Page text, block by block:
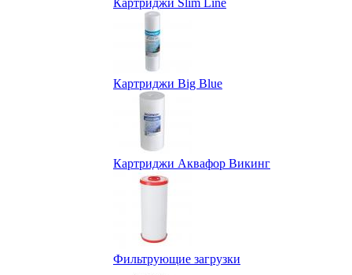
Картриджи Slim Line
Картриджи Big Blue
Картриджи Аквафор Викинг
Фильтрующие загрузки